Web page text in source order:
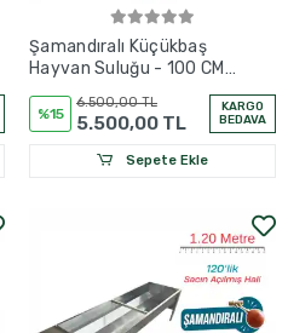
Şamandıralı Küçükbaş
Hayvan Suluğu - 100 CM -
%15
6.500,00 TL
5.500,00 TL
KARGO
BEDAVA
Sepete Ekle